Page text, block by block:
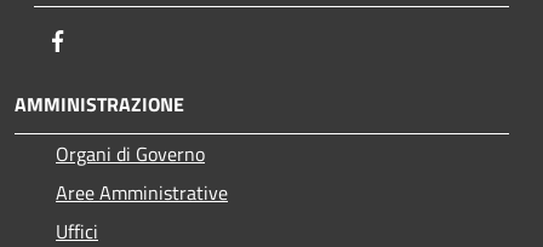
AMMINISTRAZIONE
Organi di Governo
Aree Amministrative
Uffici